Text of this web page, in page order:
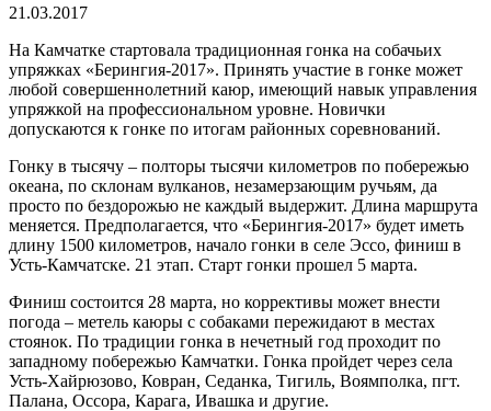
чтения
21.03.2017
На Камчатке стартовала традиционная гонка на собачьих
упряжках «Берингия-2017». Принять участие в гонке может
любой совершеннолетний каюр, имеющий навык управления
упряжкой на профессиональном уровне. Новички
допускаются к гонке по итогам районных соревнований.
Гонку в тысячу – полторы тысячи километров по побережью
океана, по склонам вулканов, незамерзающим ручьям, да
просто по бездорожью не каждый выдержит. Длина маршрута
меняется. Предполагается, что «Берингия-2017» будет иметь
длину 1500 километров, начало гонки в селе Эссо, финиш в
Усть-Камчатске. 21 этап. Старт гонки прошел 5 марта.
Финиш состоится 28 марта, но коррективы может внести
погода – метель каюры с собаками пережидают в местах
стоянок. По традиции гонка в нечетный год проходит по
западному побережью Камчатки. Гонка пройдет через села
Усть-Хайрюзово, Ковран, Седанка, Тигиль, Воямполка, пгт.
Палана, Оссора, Карага, Ивашка и другие.